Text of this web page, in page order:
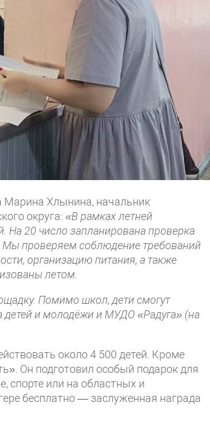
Марина Хлынина, начальник
округа: «В рамках летней
На 20 число запланирована проверка
проверяем соблюдение требований
организацию питания, а также
летом.
Помимо школ, дети смогут
детей и молодёжи и МУДО «Радуга» (на
около 4 500 детей. Кроме
Он подготовил особый подарок для
спорте или на областных и
бесплатно — заслуженная награда